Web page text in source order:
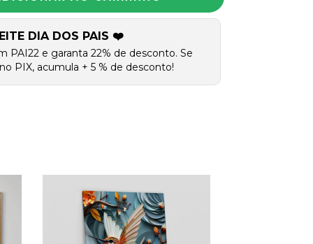
DIA DOS PAIS ❤️
PAI22 e garanta 22% de desconto. Se
PIX, acumula + 5 % de desconto!